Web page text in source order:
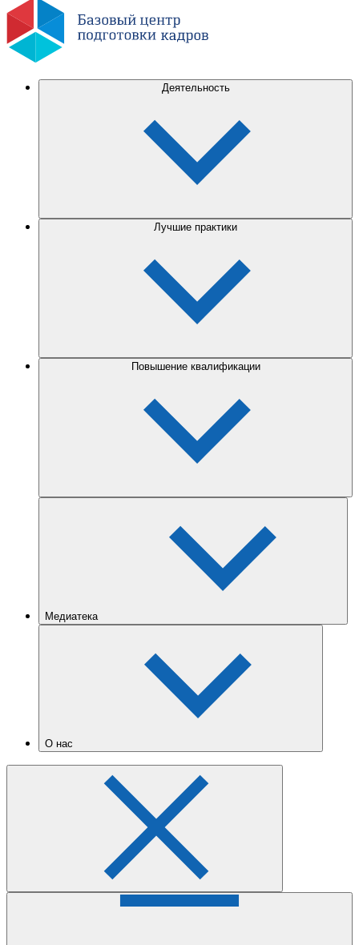
Деятельность
Лучшие практики
Повышение квалификации
Медиатека
О нас